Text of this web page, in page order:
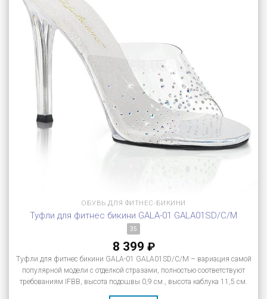
ОБУВЬ ДЛЯ ФИТНЕС-БИКИНИ
Туфли для фитнес бикини GALA-01 GALA01SD/C/M
35
8 399 ₽
Туфли для фитнес бикини GALA-01 GALA01SD/C/M – вариация самой
популярной модели с отделкой стразами, полностью соответствуют
требованиям IFBB, высота подошвы 0,9 см., высота каблука 11,5 см.